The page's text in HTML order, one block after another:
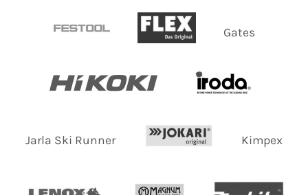
Gates
Jarla Ski Runner Kimpex